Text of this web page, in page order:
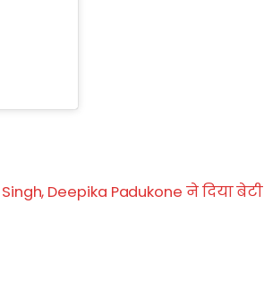
Deepika Padukone ने दिया बेटी